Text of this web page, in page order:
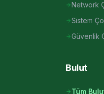
Network
Sistem
Güvenlik
Bulut
Tüm